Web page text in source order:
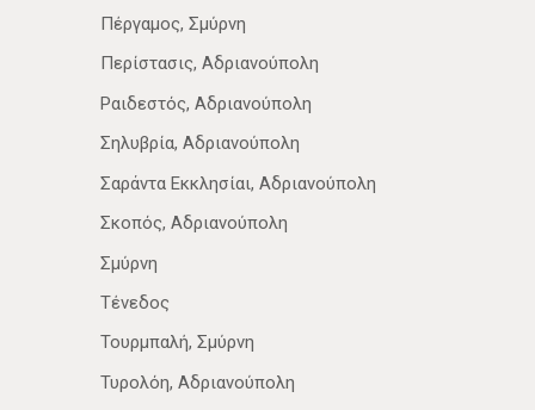
Πέργαμος, Σμύρνη
Περίστασις, Αδριανούπολη
Ραιδεστός, Αδριανούπολη
Σηλυβρία, Αδριανούπολη
Σαράντα Εκκλησίαι, Αδριανούπολη
Σκοπός, Αδριανούπολη
Σμύρνη
Τένεδος
Τουρμπαλή, Σμύρνη
Τυρολόη, Αδριανούπολη